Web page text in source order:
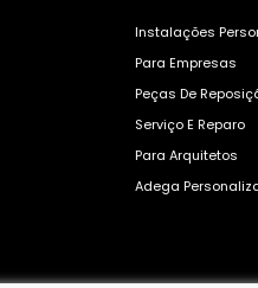
Instalações
Para Empresas
Peças De
Serviço E Reparo
Para Arquitetos
Adega